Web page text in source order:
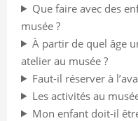
Que faire avec des
musée ?
À partir de quel âge
atelier au musée ?
Faut-il réserver à
Les activités au
Mon enfant doit-il